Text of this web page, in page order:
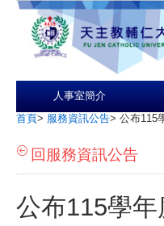
人事室簡介
首頁> 服務資訊公告> 公布115
回服務資訊公告
公布115學